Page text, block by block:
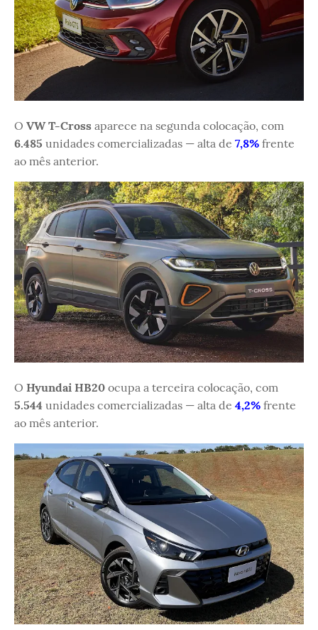
O VW T-Cross aparece na segunda colocação, com
6.485 unidades comercializadas — alta de 7,8% frente
ao mês anterior.
O Hyundai HB20 ocupa a terceira colocação, com
5.544 unidades comercializadas — alta de 4,2% frente
ao mês anterior.